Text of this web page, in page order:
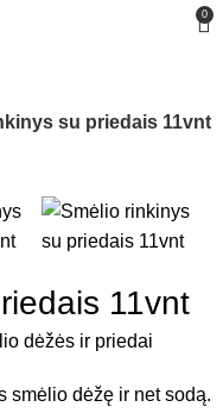
0
su priedais 11vnt
11vnt
dėžės ir priedai
smėlio dėžę ir net sodą.